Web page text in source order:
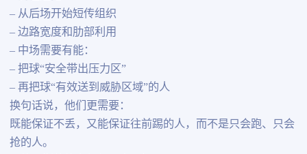
– 从后场开始短传组织
– 边路宽度和肋部利用
– 中场需要有能：
– 把球“安全带出压力区”
– 再把球“有效送到威胁区域”的人
换句话说，他们更需要：
既能保证不丢，又能保证往前踢的人，而不是只会跑、只会
抢的人。